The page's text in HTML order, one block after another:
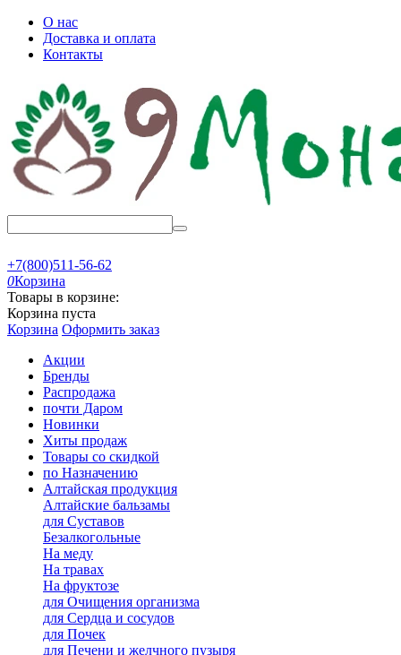
О нас
Доставка и оплата
Контакты
+7(800)511-56-62
0Корзина
Товары в корзине:
Корзина пуста
Корзина Оформить заказ
Акции
Бренды
Распродажа
почти Даром
Новинки
Хиты продаж
Товары со скидкой
по Назначению
Алтайская продукция
Алтайские бальзамы
для Суставов
Безалкогольные
На меду
На травах
На фруктозе
для Очищения организма
для Сердца и сосудов
для Почек
для Печени и желчного пузыря